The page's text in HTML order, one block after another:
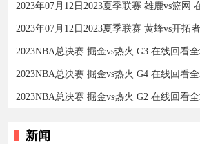
2023年07月12日2023夏季联赛 雄鹿vs篮网
2023年07月12日2023夏季联赛 黄蜂vs开拓
2023NBA总决赛 掘金vs热火 G3 在线回看
2023NBA总决赛 掘金vs热火 G4 在线回看
2023NBA总决赛 掘金vs热火 G2 在线回看
新闻